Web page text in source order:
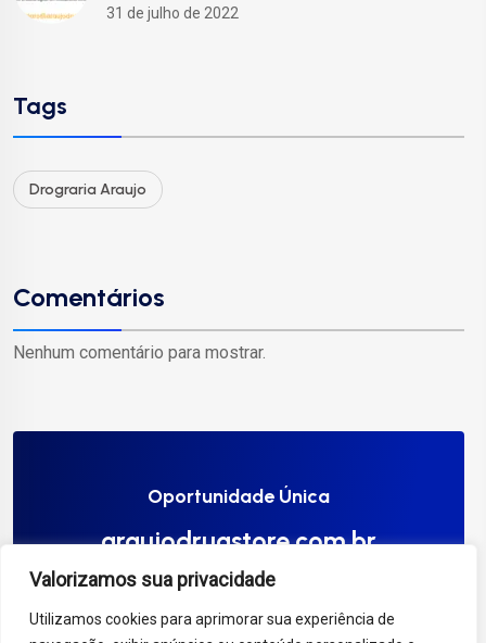
Valorizamos sua privacidade
Utilizamos cookies para aprimorar sua experiência de
31 de julho de 2022
Tags
Drograria Araujo
Comentários
Nenhum comentário para mostrar.
Oportunidade Única
araujodrugstore.com.br
Compre Agora